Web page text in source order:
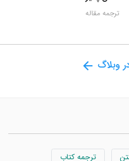
ترجمه مقاله
وبلاگ
ترجمه کتاب